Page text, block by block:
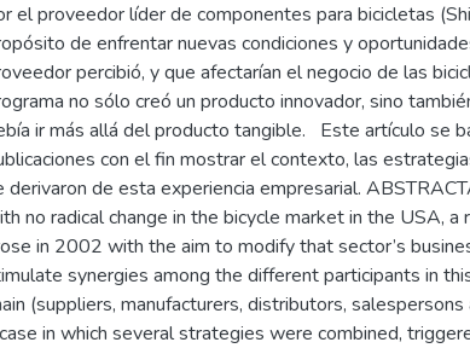
el proveedor líder de componentes para bicicletas
de enfrentar nuevas condiciones y
percibió, y que afectarían el negocio de las
no sólo creó un producto innovador, sino
ir más allá del producto tangible. Este artículo se
con el fin mostrar el contexto, las
derivaron de esta experiencia empresarial.
no radical change in the bicycle market in the USA, a
in 2002 with the aim to modify that sector’s
synergies among the different participants in
(suppliers, manufacturers, distributors,
in which several strategies were combined,